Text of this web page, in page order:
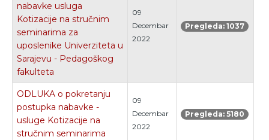
nabavke usluga
Kotizacije na stručnim
seminarima za
uposlenike Univerziteta u
Sarajevu - Pedagoškog
fakulteta
09
Decembar
2022
Pregleda: 1037
ODLUKA o pokretanju
postupka nabavke -
usluge Kotizacije na
stručnim seminarima
09
Decembar
2022
Pregleda: 5180